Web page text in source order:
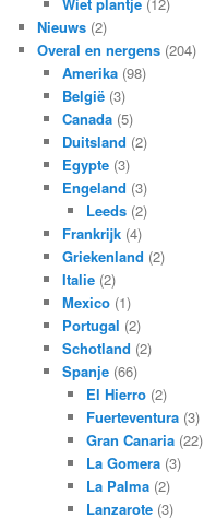
Nieuws (2)
Overal en nergens (204)
Amerika(98)
België(3)
Canada(5)
Duitsland (2)
Egypte(3)
Engeland (3)
Leeds (2)
Frankrijk(4)
Griekenland (2)
Italie(2)
Mexico(1)
Portugal (2)
Schotland (2)
Spanje(66)
El Hierro (2)
Fuerteventura (3)
Gran Canaria (22)
La Gomera (3)
La Palma (2)
Lanzarote (3)